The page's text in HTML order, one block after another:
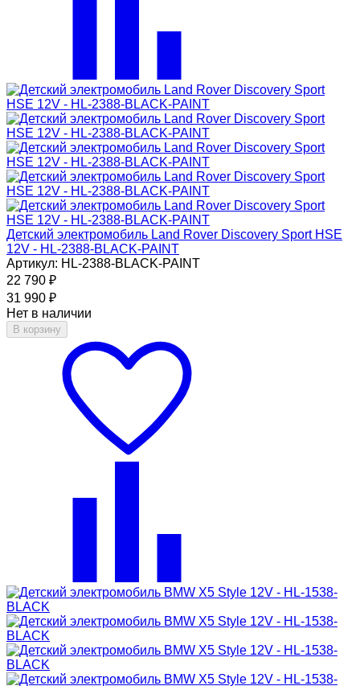
Детский электромобиль Land Rover Discovery Sport HSE
12V - HL-2388-BLACK-PAINT
Артикул: HL-2388-BLACK-PAINT
22 790 ₽
31 990 ₽
Нет в наличии
В корзину